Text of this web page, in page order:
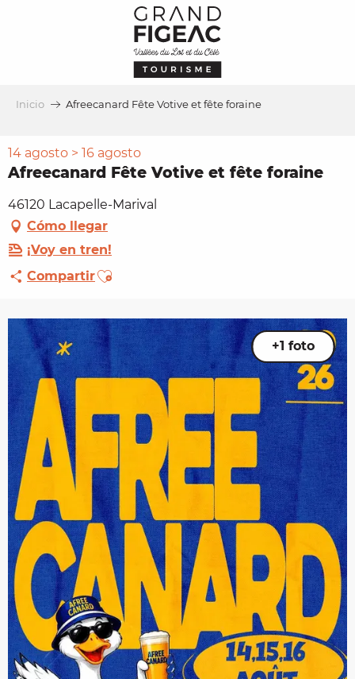
Inicio Afreecanard Fête Votive et fête foraine
14 agosto > 16 agosto
Afreecanard Fête Votive et fête foraine
46120 Lacapelle-Marival
Cómo llegar
¡Voy en tren!
CompartirAjouter aux favoris
+1 foto